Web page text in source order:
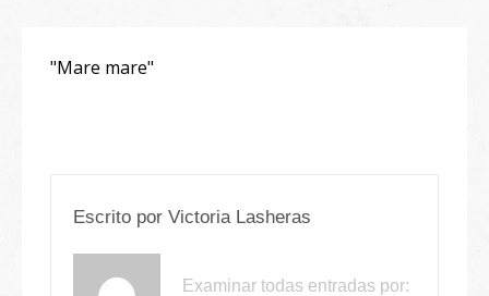
"Mare mare"
Escrito por Victoria Lasheras
Examinar todas entradas por: